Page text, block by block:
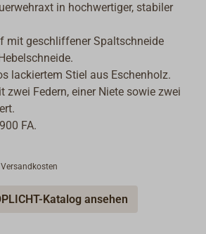
in hochwertiger, stabiler
mit geschliffener Spaltschneide
lackiertem Stiel aus Eschenholz.
zwei Federn, einer Niete sowie zwei
FA.
Katalog ansehen